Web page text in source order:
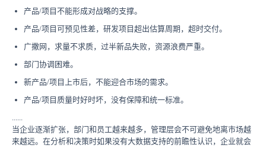
产品/项目不能形成对战略的支撑。
产品/项目可预见性差，研发项目超出估算周期，超时交付。
广撒网，求量不求质，过半新品失败，资源浪费严重。
部门协调困难。
新产品/项目上市后，不能迎合市场的需求。
产品/项目质量时好时坏，没有保障和统一标准。
......
当企业逐渐扩张，部门和员工越来越多，管理层会不可避免地离市场越
来越远。在分析和决策时如果没有大数据支持的前瞻性认识，企业就会